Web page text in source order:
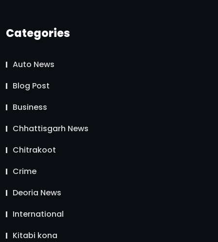
Categories
Auto News
Blog Post
Business
Chhattisgarh News
Chitrakoot
Crime
Deoria News
International
Kitabi kona